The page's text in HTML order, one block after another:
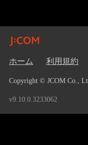
ホーム 利用規約
Copyright © JCOM Co.,
v9.10.0.3233062